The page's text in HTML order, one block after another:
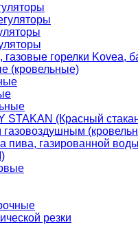
газовые горелки Kovea,
(кровельные)
STAKAN (Красный
пива, газированной
резки